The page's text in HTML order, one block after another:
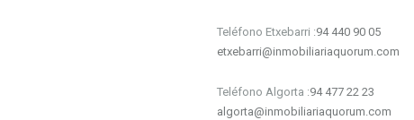
Teléfono Etxebarri :94 440 90 05
etxebarri@inmobiliariaquorum.com
Teléfono Algorta :94 477 22 23
algorta@inmobiliariaquorum.com